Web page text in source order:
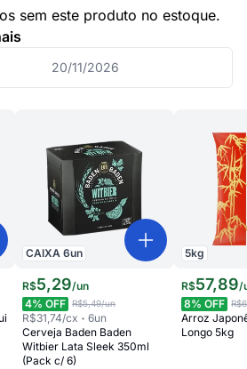
20/11/2026
sem este produto no estoque.
CAIXA6un
R$5,29/un
4% OFF R$5,49/un
R$31,74/cx 6un
Cerveja Baden Baden
Witbier Lata Sleek 350ml
(Pack c/ 6)
5kg
R$57,89/
8% OFF
Arroz
Longo 5kg